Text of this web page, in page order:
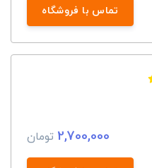
تماس با فروشگاه
2,700,000 تومان